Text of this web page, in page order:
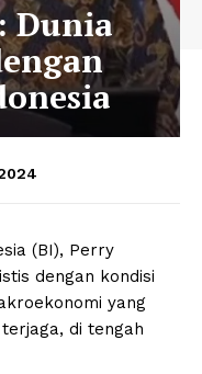
Dunia
(BI), Perry
dengan kondisi
yang
di tengah